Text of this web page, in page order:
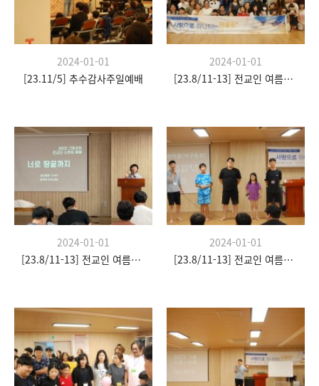
2024-01-01
[23.11/5] 추수감사주일예배
2024-01-01
[23.8/11-13] 전교인 여름수련회
2024-01-01
[23.8/11-13] 전교인 여름수련회
2024-01-01
[23.8/11-13] 전교인 여름수련회